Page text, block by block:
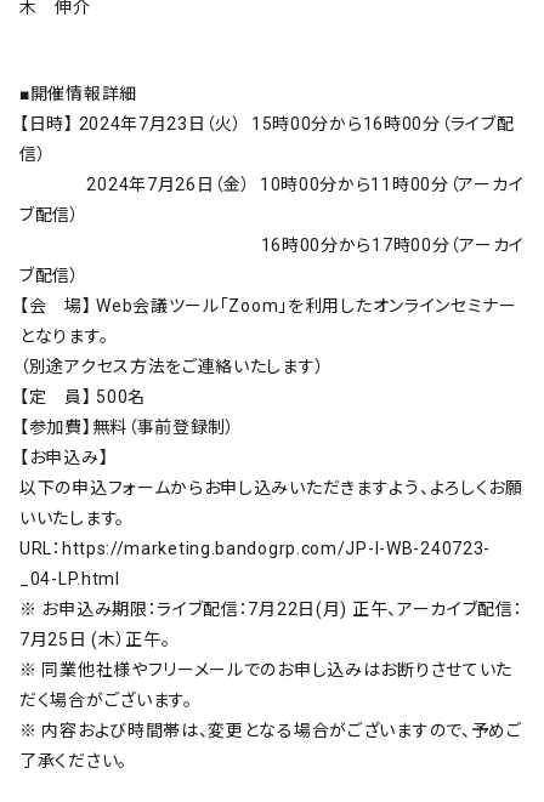
木 伸介
■開催情報詳細
【日時】 2024年7月23日（火） 15時00分から16時00分（ライブ配
信）
2024年7月26日（金） 10時00分から11時00分（アーカイ
ブ配信）
16時00分から17時00分（アーカイ
ブ配信）
【会 場】 Web会議ツール「Zoom」を利用したオンラインセミナー
となります。
（別途アクセス方法をご連絡いたします）
【定 員】 500名
【参加費】無料（事前登録制）
【お申込み】
以下の申込フォームからお申し込みいただきますよう、よろしくお願
いいたします。
URL：https://marketing.bandogrp.com/JP-I-WB-240723-
_04-LP.html
※ お申込み期限：ライブ配信：7月22日(月) 正午、アーカイブ配信：
7月25日 (木）正午。
※ 同業他社様やフリーメールでのお申し込みはお断りさせていた
だく場合がございます。
※ 内容および時間帯は、変更となる場合がございますので、予めご
了承ください。